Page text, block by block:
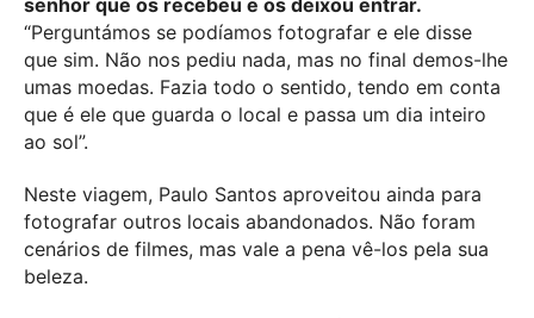
“Perguntámos se podíamos fotografar e ele disse
que sim. Não nos pediu nada, mas no final demos-lhe
umas moedas. Fazia todo o sentido, tendo em conta
que é ele que guarda o local e passa um dia inteiro
ao sol”.
Neste viagem, Paulo Santos aproveitou ainda para
fotografar outros locais abandonados. Não foram
cenários de filmes, mas vale a pena vê-los pela sua
beleza.